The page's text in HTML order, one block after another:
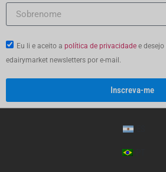
Eu li e aceito a política de privacidade e
edairymarket newsletters por e-mail.
Inscreva-me